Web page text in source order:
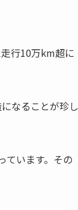
行10万km超に
なることが珍し
ています。その